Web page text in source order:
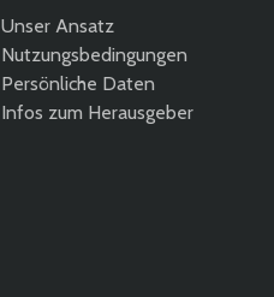
Unser Ansatz
Nutzungsbedingungen
Persönliche Daten
Infos zum Herausgeber